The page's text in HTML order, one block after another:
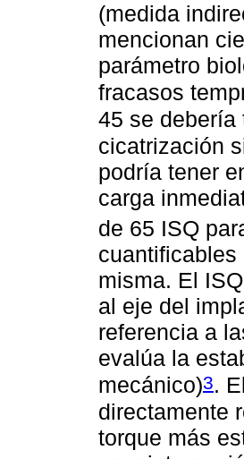
(medida
mencionan
parámetro
fracasos
45 se debería
cicatrización
podría tener
carga
de 65 ISQ
misma. El
al eje del
referencia a
evalúa la
mecánico)3.
directamente
torque más